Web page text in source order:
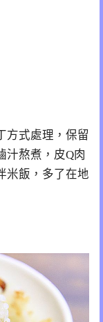
方式處理，保留
汁熬煮，皮Q肉
米飯，多了在地